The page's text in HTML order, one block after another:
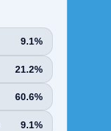
9.1%
21.2%
60.6%
9.1%